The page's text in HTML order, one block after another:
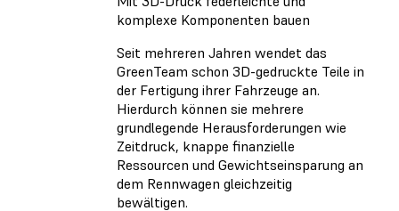
komplexe Komponenten bauen
Seit mehreren Jahren wendet das
GreenTeam schon 3D-gedruckte Teile in
der Fertigung ihrer Fahrzeuge an.
Hierdurch können sie mehrere
grundlegende Herausforderungen wie
Zeitdruck, knappe finanzielle
Ressourcen und Gewichtseinsparung an
dem Rennwagen gleichzeitig
bewältigen.